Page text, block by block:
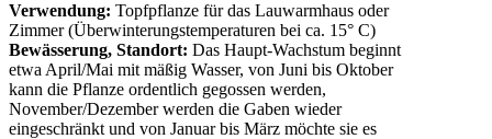
Verwendung: Topfpflanze für das Lauwarmhaus oder
Zimmer (Überwinterungstemperaturen bei ca. 15° C)
Bewässerung, Standort: Das Haupt-Wachstum beginnt
etwa April/Mai mit mäßig Wasser, von Juni bis Oktober
kann die Pflanze ordentlich gegossen werden,
November/Dezember werden die Gaben wieder
eingeschränkt und von Januar bis März möchte sie es